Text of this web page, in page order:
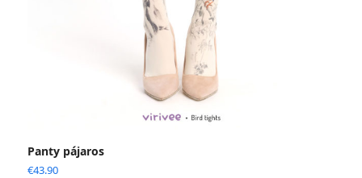
Panty pájaros
€43.90